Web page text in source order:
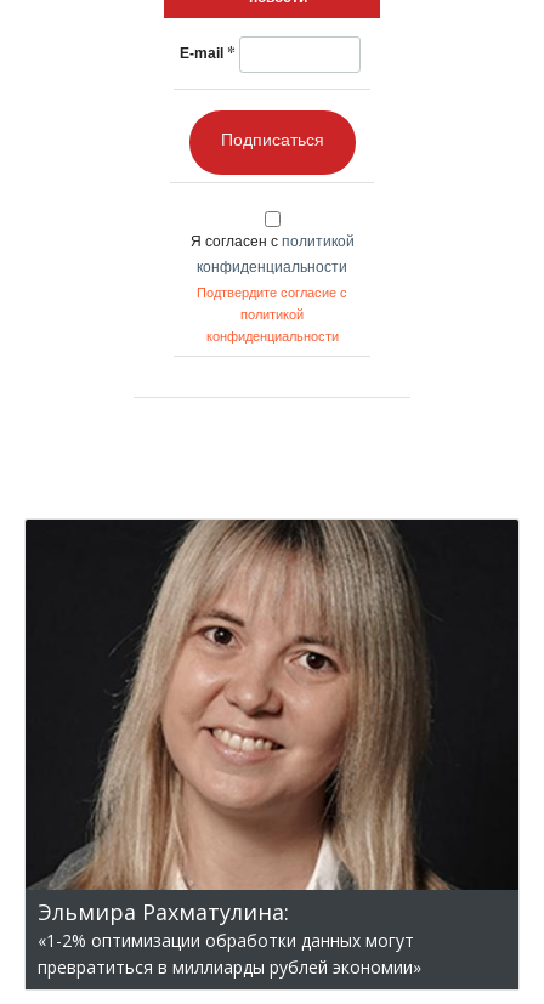
E-mail *
Подписаться
Я согласен с политикой
конфиденциальности
Подтвердите согласие с
политикой
конфиденциальности
Эльмира Рахматулина:
«1-2% оптимизации обработки данных могут
превратиться в миллиарды рублей экономии»